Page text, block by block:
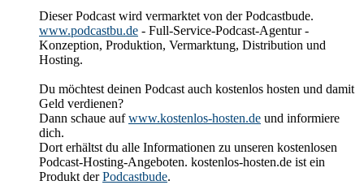
Dieser Podcast wird vermarktet von der Podcastbude.
www.podcastbu.de - Full-Service-Podcast-Agentur -
Konzeption, Produktion, Vermarktung, Distribution und
Hosting.
Du möchtest deinen Podcast auch kostenlos hosten und damit
Geld verdienen?
Dann schaue aufwww.kostenlos-hosten.de und informiere
dich.
Dort erhältst du alle Informationen zu unseren kostenlosen
Podcast-Hosting-Angeboten. kostenlos-hosten.de ist ein
Produkt derPodcastbude.